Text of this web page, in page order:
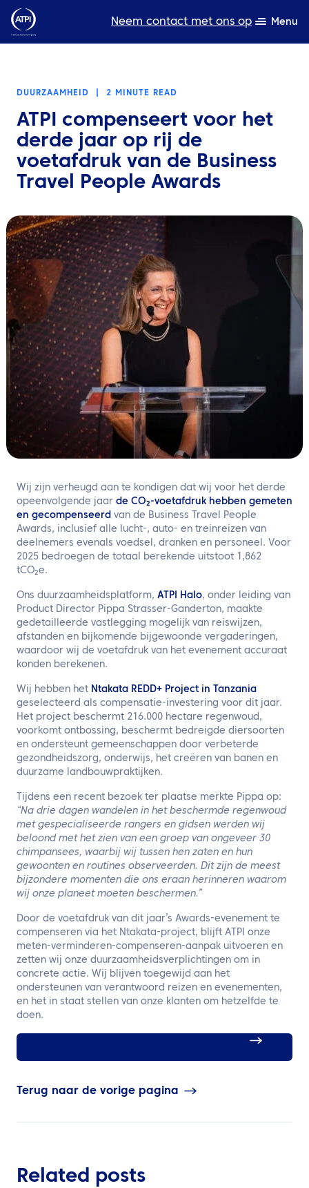
Neem contact met ons op Menu
Over ons
Producten
TravelHub Login
Zoeken
Neem contact met ons op
DUURZAAMHEID 2 MINUTE READ
ATPI compenseert voor het
derde jaar op rij de
voetafdruk van de Business
Travel People Awards
Wij zijn verheugd aan te kondigen dat wij voor het derde
opeenvolgende jaar de CO₂-voetafdruk hebben gemeten
en gecompenseerd van de Business Travel People
Awards, inclusief alle lucht-, auto- en treinreizen van
deelnemers evenals voedsel, dranken en personeel. Voor
2025 bedroegen de totaal berekende uitstoot 1,862
tCO₂e.
Ons duurzaamheidsplatform, ATPI Halo, onder leiding van
Product Director Pippa Strasser‑Ganderton, maakte
gedetailleerde vastlegging mogelijk van reiswijzen,
afstanden en bijkomende bijgewoonde vergaderingen,
waardoor wij de voetafdruk van het evenement accuraat
konden berekenen.
Wij hebben het Ntakata REDD+ Project in Tanzania
geselecteerd als compensatie-investering voor dit jaar.
Het project beschermt 216.000 hectare regenwoud,
voorkomt ontbossing, beschermt bedreigde diersoorten
en ondersteunt gemeenschappen door verbeterde
gezondheidszorg, onderwijs, het creëren van banen en
duurzame landbouwpraktijken.
Tijdens een recent bezoek ter plaatse merkte Pippa op:
“Na drie dagen wandelen in het beschermde regenwoud
met gespecialiseerde rangers en gidsen werden wij
beloond met het zien van een groep van ongeveer 30
chimpansees, waarbij wij tussen hen zaten en hun
gewoonten en routines observeerden. Dit zijn de meest
bijzondere momenten die ons eraan herinneren waarom
wij onze planeet moeten beschermen.”
Door de voetafdruk van dit jaar’s Awards-evenement te
compenseren via het Ntakata-project, blijft ATPI onze
meten-verminderen-compenseren-aanpak uitvoeren en
zetten wij onze duurzaamheidsverplichtingen om in
concrete actie. Wij blijven toegewijd aan het
ondersteunen van verantwoord reizen en evenementen,
en het in staat stellen van onze klanten om hetzelfde te
doen.
Terug naar de vorige pagina
Related posts